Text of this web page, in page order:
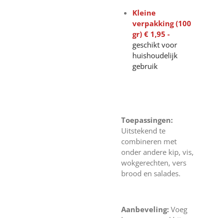
Kleine
verpakking (100
gr) € 1,95 -
geschikt voor
huishoudelijk
gebruik
Toepassingen:
Uitstekend te
combineren met
onder andere kip, vis,
wokgerechten, vers
brood en salades.
Aanbeveling: Voeg